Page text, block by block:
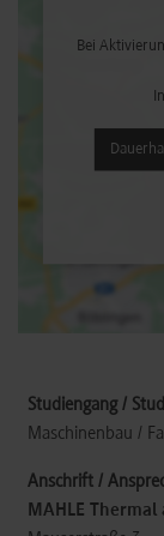
Bei
Maschinenbau /
MAHLE Thermal